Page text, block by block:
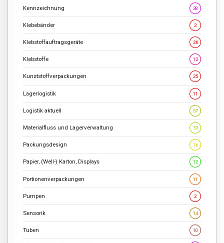
Kennzeichnung 38
Klebebänder 2
Klebstoffauftragsgeräte 26
Klebstoffe 12
Kunststoffverpackungen 25
Lagerlogistik 11
Logistik aktuell 57
Materialfluss und Lagerverwaltung 33
Packungsdesign 16
Papier, (Well-) Karton, Displays 12
Portionenverpackungen 11
Pumpen 2
Sensorik 14
Tuben 10